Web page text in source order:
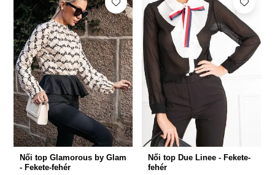
Női top Glamorous by Glam
- Fekete-fehér
Női top Due Linee - Fekete-
fehér